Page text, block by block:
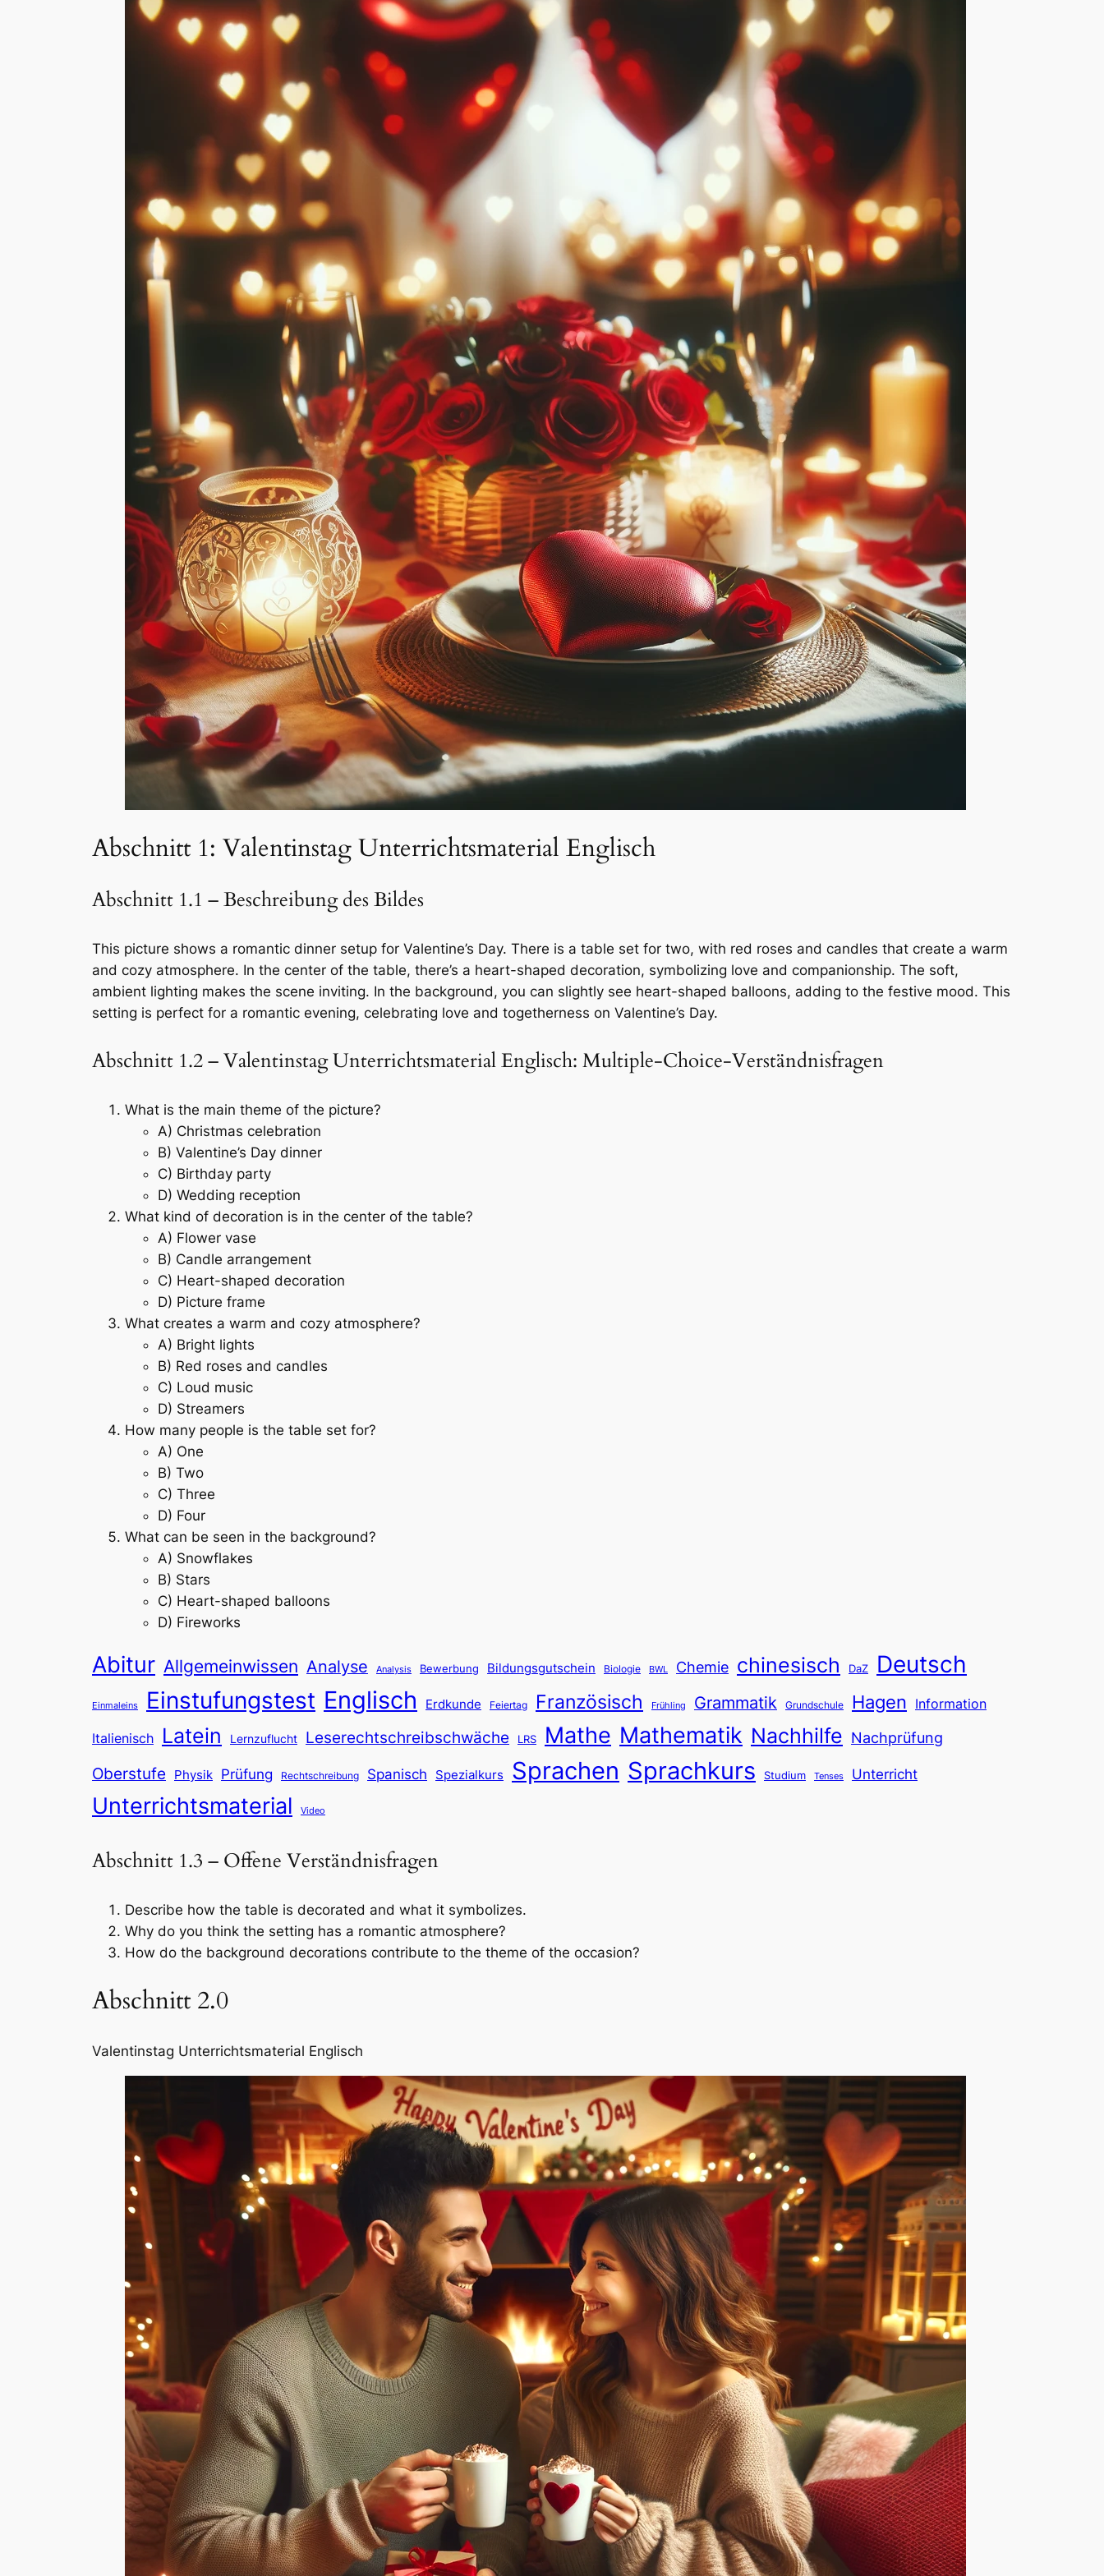
Abschnitt 1: Valentinstag Unterrichtsmaterial Englisch
Abschnitt 1.1 – Beschreibung des Bildes
This picture shows a romantic dinner setup for Valentine’s Day. There is a table set for two, with red roses and candles that create a warm
and cozy atmosphere. In the center of the table, there’s a heart-shaped decoration, symbolizing love and companionship. The soft,
ambient lighting makes the scene inviting. In the background, you can slightly see heart-shaped balloons, adding to the festive mood. This
setting is perfect for a romantic evening, celebrating love and togetherness on Valentine’s Day.
Abschnitt 1.2 – Valentinstag Unterrichtsmaterial Englisch: Multiple-Choice-Verständnisfragen
What is the main theme of the picture?
A) Christmas celebration
B) Valentine’s Day dinner
C) Birthday party
D) Wedding reception
What kind of decoration is in the center of the table?
A) Flower vase
B) Candle arrangement
C) Heart-shaped decoration
D) Picture frame
What creates a warm and cozy atmosphere?
A) Bright lights
B) Red roses and candles
C) Loud music
D) Streamers
How many people is the table set for?
A) One
B) Two
C) Three
D) Four
What can be seen in the background?
A) Snowflakes
B) Stars
C) Heart-shaped balloons
D) Fireworks
Abitur Allgemeinwissen Analyse Analysis Bewerbung Bildungsgutschein Biologie BWL Chemie chinesisch DaZ Deutsch
Einmaleins Einstufungstest Englisch Erdkunde Feiertag Französisch Frühling Grammatik Grundschule Hagen Information
Italienisch Latein Lernzuflucht Leserechtschreibschwäche LRS Mathe Mathematik Nachhilfe Nachprüfung
Oberstufe Physik Prüfung Rechtschreibung Spanisch Spezialkurs Sprachen Sprachkurs Studium Tenses Unterricht
Unterrichtsmaterial Video
Abschnitt 1.3 – Offene Verständnisfragen
Describe how the table is decorated and what it symbolizes.
Why do you think the setting has a romantic atmosphere?
How do the background decorations contribute to the theme of the occasion?
Abschnitt 2.0
Valentinstag Unterrichtsmaterial Englisch